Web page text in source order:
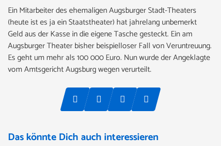
Ein Mitarbeiter des ehemaligen Augsburger Stadt-Theaters
(heute ist es ja ein Staatstheater) hat jahrelang unbemerkt
Geld aus der Kasse in die eigene Tasche gesteckt. Ein am
Augsburger Theater bisher beispielloser Fall von Veruntreuung.
Es geht um mehr als 100 000 Euro. Nun wurde der Angeklagte
vom Amtsgericht Augsburg wegen verurteilt.
Das könnte Dich auch interessieren